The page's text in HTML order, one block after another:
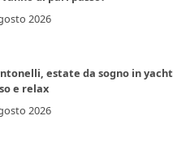
2026
estate da sogno in yacht
e relax
2026